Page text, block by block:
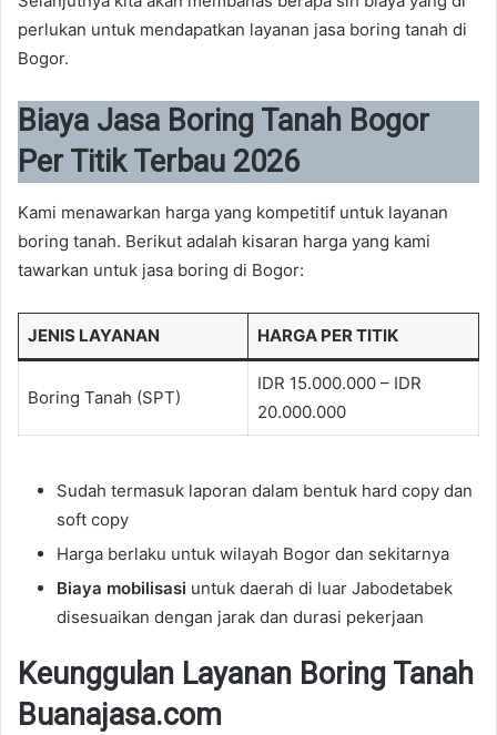
perlukan untuk mendapatkan layanan jasa boring tanah di
Bogor.
Biaya Jasa Boring Tanah Bogor
Per Titik Terbau 2026
Kami menawarkan harga yang kompetitif untuk layanan
boring tanah. Berikut adalah kisaran harga yang kami
tawarkan untuk jasa boring di Bogor:
JENIS LAYANAN HARGA PER TITIK
Boring Tanah (SPT)
IDR 15.000.000 – IDR
20.000.000
Sudah termasuk laporan dalam bentuk hard copy dan
soft copy
Harga berlaku untuk wilayah Bogor dan sekitarnya
Biaya mobilisasi untuk daerah di luar Jabodetabek
disesuaikan dengan jarak dan durasi pekerjaan
Keunggulan Layanan Boring Tanah
Buanajasa.com